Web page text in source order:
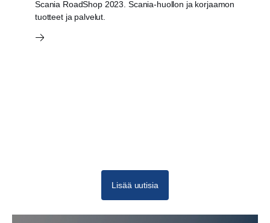
Scania RoadShop 2023. Scania-huollon ja korjaamon
tuotteet ja palvelut.
Lisää uutisia